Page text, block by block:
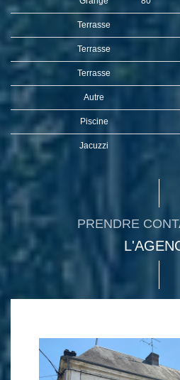
Terrasse
Terrasse
Terrasse
Autre
Piscine
Jacuzzi
PRENDRE